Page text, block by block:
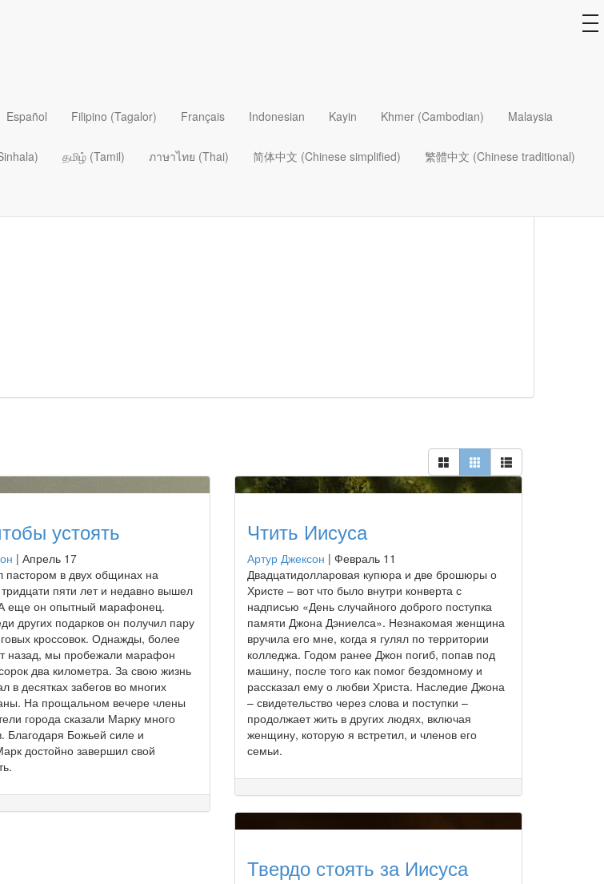
Español Filipino (Tagalor) Français Indonesian Kayin Khmer (Cambodian) Malaysia
தமிழ் (Tamil) ภาษาไทย (Thai) 简体中文 (Chinese simplified) 繁體中文 (Chinese traditional)
лет Артур служил пастором в пригороде Чикаго. Кроме написания статей в«Хлеб Наш
душепопечении и преодолении кризисов. Вместе со своей супругой Ширли (они женаты более
устоять
| Апрель 17
пастором в двух общинах на
пяти лет и недавно вышел
еще он опытный марафонец.
других подарков он получил пару
кроссовок. Однажды, более
назад, мы пробежали марафон
два километра. За свою жизнь
в десятках забегов во многих
На прощальном вечере члены
города сказали Марку много
Благодаря Божьей силе и
достойно завершил свой
Чтить Иисуса
Артур Джексон | Февраль 11
Двадцатидолларовая купюра и две брошюры о
Христе – вот что было внутри конверта с
надписью «День случайного доброго поступка
памяти Джона Дэниелса». Незнакомая женщина
вручила его мне, когда я гулял по территории
колледжа. Годом ранее Джон погиб, попав под
машину, после того как помог бездомному и
рассказал ему о любви Христа. Наследие Джона
– свидетельство через слова и поступки –
продолжает жить в других людях, включая
женщину, которую я встретил, и членов его
семьи.
Твердо стоять за Иисуса